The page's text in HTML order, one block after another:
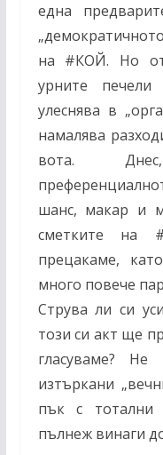
една
на #КОЙ. Но
урните печели
улеснява в
намалява
вота.
шанс, макар и
сметките на
прецакаме,
много повече
Струва ли си
този си акт ще
гласуваме?
изтъркани
пък с тотални
пълнеж винаги